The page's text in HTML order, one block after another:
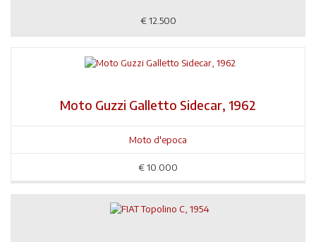
€ 12.500
Moto Guzzi Galletto Sidecar, 1962
Moto d'epoca
€10.000